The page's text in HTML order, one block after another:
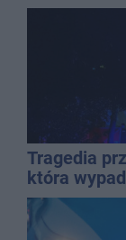
Tragedia
która